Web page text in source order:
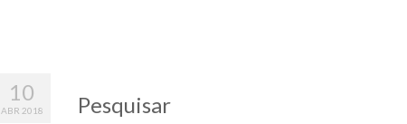
10
ABR 2018 Pesquisar